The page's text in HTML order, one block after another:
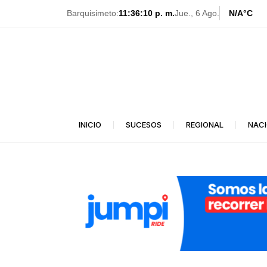
Barquisimeto:11:36:12 p. m.Jue., 6 Ago. N/A°C
INICIO SUCESOS REGIONAL